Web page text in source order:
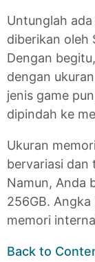
Untunglah
diberikan oleh
Dengan
dengan
jenis game
dipindah ke
Ukuran
bervariasi dan
Namun, Anda
256GB.
memori
Back to